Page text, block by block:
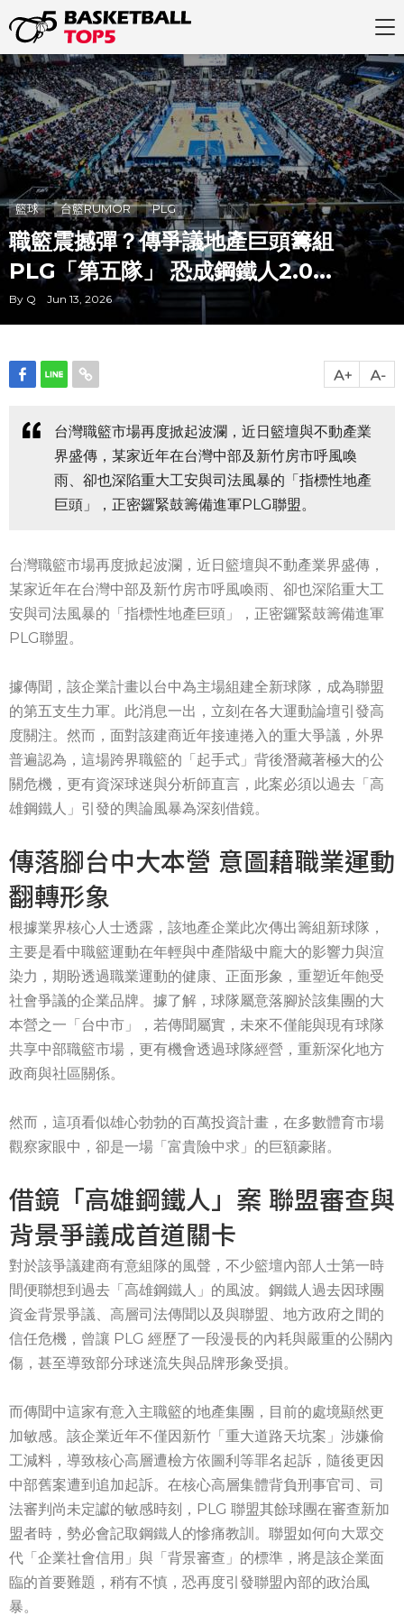
籃球 台籃RUMOR PLG
職籃震撼彈？傳爭議地產巨頭籌組
PLG「第五隊」 恐成鋼鐵人2.0...
By Q Jun 13, 2026
台灣職籃市場再度掀起波瀾，近日籃壇與不動產業
界盛傳，某家近年在台灣中部及新竹房市呼風喚
雨、卻也深陷重大工安與司法風暴的「指標性地產
巨頭」，正密鑼緊鼓籌備進軍PLG聯盟。
台灣職籃市場再度掀起波瀾，近日籃壇與不動產業界盛傳，
某家近年在台灣中部及新竹房市呼風喚雨、卻也深陷重大工
安與司法風暴的「指標性地產巨頭」，正密鑼緊鼓籌備進軍
PLG聯盟。
據傳聞，該企業計畫以台中為主場組建全新球隊，成為聯盟
的第五支生力軍。此消息一出，立刻在各大運動論壇引發高
度關注。然而，面對該建商近年接連捲入的重大爭議，外界
普遍認為，這場跨界職籃的「起手式」背後潛藏著極大的公
關危機，更有資深球迷與分析師直言，此案必須以過去「高
雄鋼鐵人」引發的輿論風暴為深刻借鏡。
傳落腳台中大本營 意圖藉職業運動
翻轉形象
根據業界核心人士透露，該地產企業此次傳出籌組新球隊，
主要是看中職籃運動在年輕與中產階級中龐大的影響力與渲
染力，期盼透過職業運動的健康、正面形象，重塑近年飽受
社會爭議的企業品牌。據了解，球隊屬意落腳於該集團的大
本營之一「台中市」，若傳聞屬實，未來不僅能與現有球隊
共享中部職籃市場，更有機會透過球隊經營，重新深化地方
政商與社區關係。
然而，這項看似雄心勃勃的百萬投資計畫，在多數體育市場
觀察家眼中，卻是一場「富貴險中求」的巨額豪賭。
借鏡「高雄鋼鐵人」案 聯盟審查與
背景爭議成首道關卡
對於該爭議建商有意組隊的風聲，不少籃壇內部人士第一時
間便聯想到過去「高雄鋼鐵人」的風波。鋼鐵人過去因球團
資金背景爭議、高層司法傳聞以及與聯盟、地方政府之間的
信任危機，曾讓 PLG 經歷了一段漫長的內耗與嚴重的公關內
傷，甚至導致部分球迷流失與品牌形象受損。
而傳聞中這家有意入主職籃的地產集團，目前的處境顯然更
加敏感。該企業近年不僅因新竹「重大道路天坑案」涉嫌偷
工減料，導致核心高層遭檢方依圖利等罪名起訴，隨後更因
中部舊案遭到追加起訴。在核心高層集體背負刑事官司、司
法審判尚未定讞的敏感時刻，PLG 聯盟其餘球團在審查新加
盟者時，勢必會記取鋼鐵人的慘痛教訓。聯盟如何向大眾交
代「企業社會信用」與「背景審查」的標準，將是該企業面
臨的首要難題，稍有不慎，恐再度引發聯盟內部的政治風
暴。